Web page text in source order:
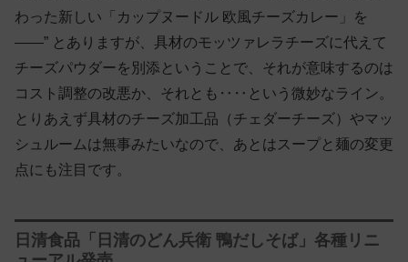
わった新しい「カップヌードル 欧風チーズカレー」を
——” とありますが、具材のモッツァレラチーズに代えて
チーズパウダーを別添ということで、それが意味するのは
コスト調整の改悪か、それとも‥‥という微妙なライン。
とりあえず具材のチーズ加工品（チェダーチーズ）やマッ
シュルームは無事みたいなので、あとはスープと麺の変更
点にも注目です。
日清食品「日清のどん兵衛 鴨だしそば」各種リニ